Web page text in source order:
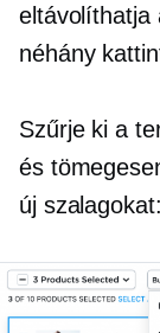
eltávolíthatja
néhány
Szűrje ki a
és
új szalagokat: